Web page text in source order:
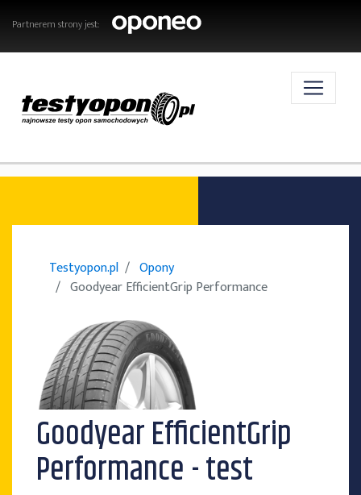
Partnerem strony jest:
AKTUALNOŚCI
OPONY
TESTY OPON
PRODUCENCI OPON
Testyopon.pl
Opony
Goodyear EfficientGrip Performance
Goodyear EfficientGrip
Performance - test